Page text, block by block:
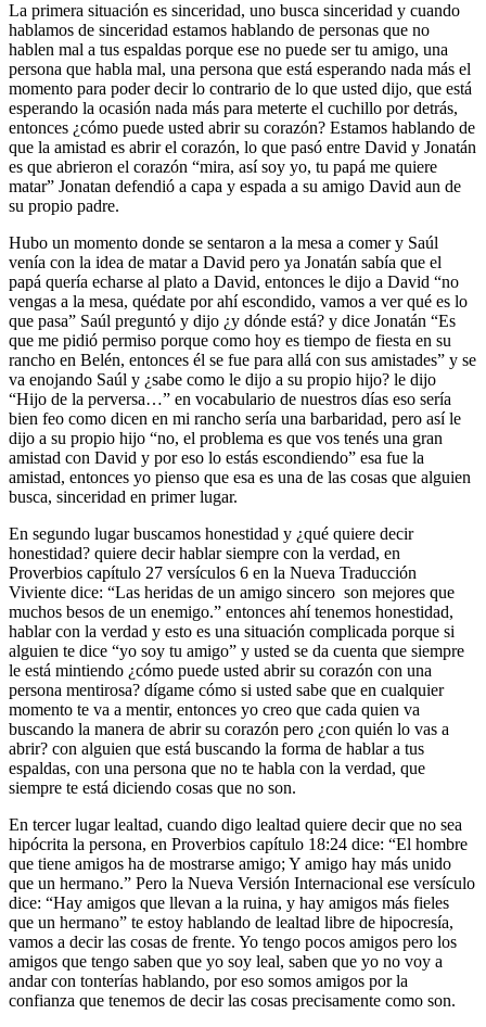
La primera situación es sinceridad, uno busca sinceridad y cuando
hablamos de sinceridad estamos hablando de personas que no
hablen mal a tus espaldas porque ese no puede ser tu amigo, una
persona que habla mal, una persona que está esperando nada más el
momento para poder decir lo contrario de lo que usted dijo, que está
esperando la ocasión nada más para meterte el cuchillo por detrás,
entonces ¿cómo puede usted abrir su corazón? Estamos hablando de
que la amistad es abrir el corazón, lo que pasó entre David y Jonatán
es que abrieron el corazón “mira, así soy yo, tu papá me quiere
matar” Jonatan defendió a capa y espada a su amigo David aun de
su propio padre.
Hubo un momento donde se sentaron a la mesa a comer y Saúl
venía con la idea de matar a David pero ya Jonatán sabía que el
papá quería echarse al plato a David, entonces le dijo a David “no
vengas a la mesa, quédate por ahí escondido, vamos a ver qué es lo
que pasa” Saúl preguntó y dijo ¿y dónde está? y dice Jonatán “Es
que me pidió permiso porque como hoy es tiempo de fiesta en su
rancho en Belén, entonces él se fue para allá con sus amistades” y se
va enojando Saúl y ¿sabe como le dijo a su propio hijo? le dijo
“Hijo de la perversa…” en vocabulario de nuestros días eso sería
bien feo como dicen en mi rancho sería una barbaridad, pero así le
dijo a su propio hijo “no, el problema es que vos tenés una gran
amistad con David y por eso lo estás escondiendo” esa fue la
amistad, entonces yo pienso que esa es una de las cosas que alguien
busca, sinceridad en primer lugar.
En segundo lugar buscamos honestidad y ¿qué quiere decir
honestidad? quiere decir hablar siempre con la verdad, en
Proverbios capítulo 27 versículos 6 en la Nueva Traducción
Viviente dice: “Las heridas de un amigo sincero son mejores que
muchos besos de un enemigo.” entonces ahí tenemos honestidad,
hablar con la verdad y esto es una situación complicada porque si
alguien te dice “yo soy tu amigo” y usted se da cuenta que siempre
le está mintiendo ¿cómo puede usted abrir su corazón con una
persona mentirosa? dígame cómo si usted sabe que en cualquier
momento te va a mentir, entonces yo creo que cada quien va
buscando la manera de abrir su corazón pero ¿con quién lo vas a
abrir? con alguien que está buscando la forma de hablar a tus
espaldas, con una persona que no te habla con la verdad, que
siempre te está diciendo cosas que no son.
En tercer lugar lealtad, cuando digo lealtad quiere decir que no sea
hipócrita la persona, en Proverbios capítulo 18:24 dice: “El hombre
que tiene amigos ha de mostrarse amigo; Y amigo hay más unido
que un hermano.” Pero la Nueva Versión Internacional ese versículo
dice: “Hay amigos que llevan a la ruina, y hay amigos más fieles
que un hermano” te estoy hablando de lealtad libre de hipocresía,
vamos a decir las cosas de frente. Yo tengo pocos amigos pero los
amigos que tengo saben que yo soy leal, saben que yo no voy a
andar con tonterías hablando, por eso somos amigos por la
confianza que tenemos de decir las cosas precisamente como son.